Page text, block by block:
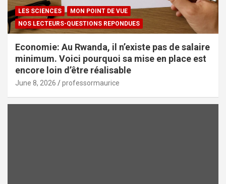
LES SCIENCES
MON POINT DE VUE
NOS LECTEURS-QUESTIONS REPONDUES
Economie: Au Rwanda, il n’existe pas de salaire
minimum. Voici pourquoi sa mise en place est
encore loin d’être réalisable
June 8, 2026 professormaurice